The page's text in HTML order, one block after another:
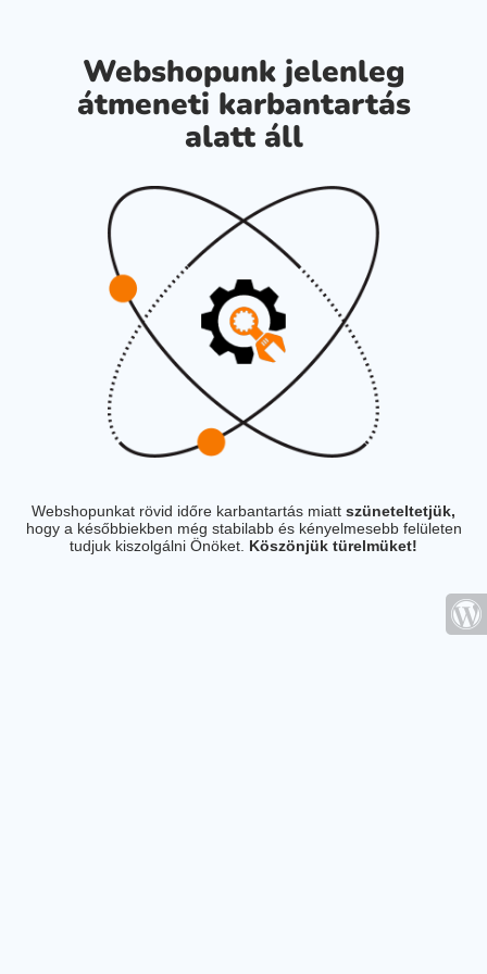
Webshopunk jelenleg
átmeneti karbantartás
alatt áll
Webshopunkat rövid időre karbantartás miatt szüneteltetjük,
hogy a későbbiekben még stabilabb és kényelmesebb felületen
tudjuk kiszolgálni Önöket. Köszönjük türelmüket!